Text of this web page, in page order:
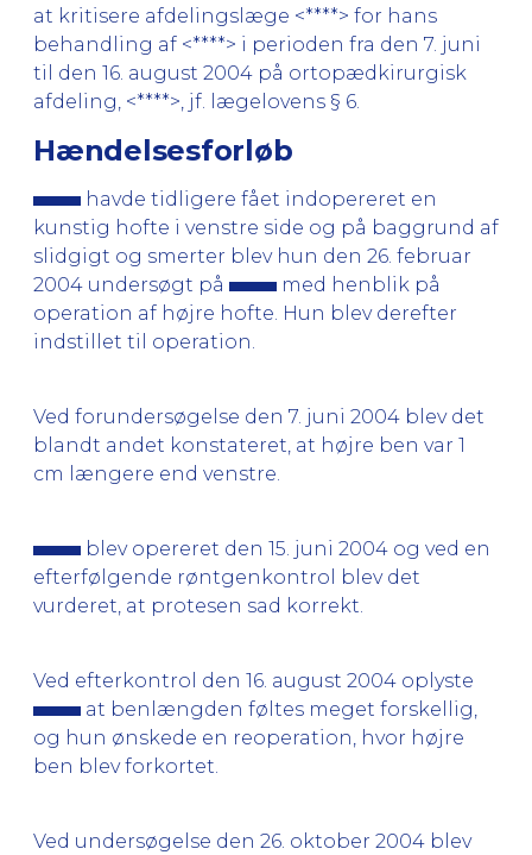
at kritisere afdelingslæge <****> for hans
behandling af <****> i perioden fra den 7. juni
til den 16. august 2004 på ortopædkirurgisk
afdeling, <****>, jf. lægelovens § 6.
Hændelsesforløb
havde tidligere fået indopereret en
kunstig hofte i venstre side og på baggrund af
slidgigt og smerter blev hun den 26. februar
2004 undersøgt på
med henblik på
operation af højre hofte. Hun blev derefter
indstillet til operation.
Ved forundersøgelse den 7. juni 2004 blev det
blandt andet konstateret, at højre ben var 1
cm længere end venstre.
blev opereret den 15. juni 2004 og ved en
efterfølgende røntgenkontrol blev det
vurderet, at protesen sad korrekt.
Ved efterkontrol den 16. august 2004 oplyste
at benlængden føltes meget forskellig,
og hun ønskede en reoperation, hvor højre
ben blev forkortet.
Ved undersøgelse den 26. oktober 2004 blev